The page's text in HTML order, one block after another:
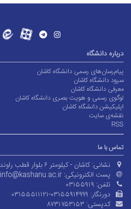
درباره دانشگاه
پیام‌رسان‌های رسمی دانشگاه کاشان
سرود دانشگاه کاشان
معرفی دانشگاه کاشان
لوگوی رسمی و هویت بصری دانشگاه کاشان
اپلیکیشن دانشگاه کاشان
نقشه‌ی سایت
RSS
تماس با ما
نشانی: کاشان - کیلومتر ۶ بلوار قطب راوندی
پست الکترونیکی: info@kashanu.ac.ir
تلفن: ۰۳۱۵۵۹۱۹
دورنگار: ۰۳۱۵۵۵۱۱۱۲۱-۰۳۱۵۵۹۱۴۹۹۹
کدپستی: ۸۷۳۱۷۵۳۱۵۳